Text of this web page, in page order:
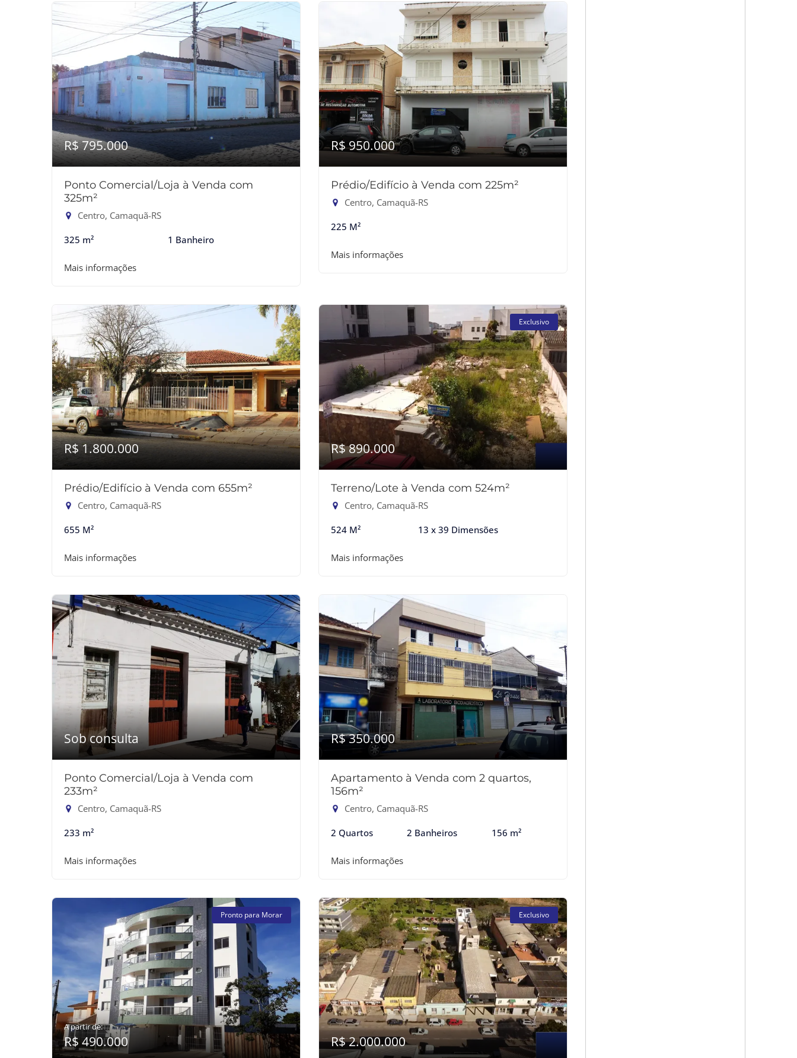
R$ 795.000
Ponto Comercial/Loja à Venda com
325m²
Centro, Camaquã-RS
325 m² 1 Banheiro
Mais informações
R$ 950.000
Prédio/Edifício à Venda com 225m²
Centro, Camaquã-RS
225 M²
Mais informações
R$ 1.800.000
Prédio/Edifício à Venda com 655m²
Centro, Camaquã-RS
655 M²
Mais informações
Exclusivo
R$ 890.000
Terreno/Lote à Venda com 524m²
Centro, Camaquã-RS
524 M² 13 x 39 Dimensões
Mais informações
Sob consulta
Ponto Comercial/Loja à Venda com
233m²
Centro, Camaquã-RS
233 m²
Mais informações
R$ 350.000
Apartamento à Venda com 2 quartos,
156m²
Centro, Camaquã-RS
2 Quartos 2 Banheiros 156 m²
Mais informações
Pronto para Morar
A partir de:
R$ 490.000
Exclusivo
R$ 2.000.000